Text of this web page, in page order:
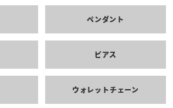
ペンダント
ピアス
ウォレットチェーン